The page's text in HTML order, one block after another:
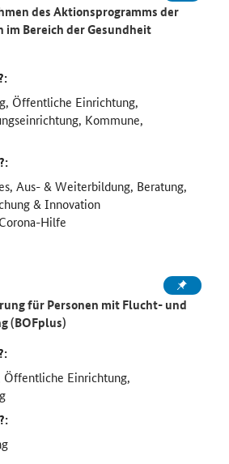
des Aktionsprogramms der
im Bereich der Gesundheit
Öffentliche Einrichtung,
Kommune,
Aus- & Weiterbildung, Beratung,
& Innovation
Hilfe
für Personen mit Flucht- und
(BOFplus)
Öffentliche Einrichtung,